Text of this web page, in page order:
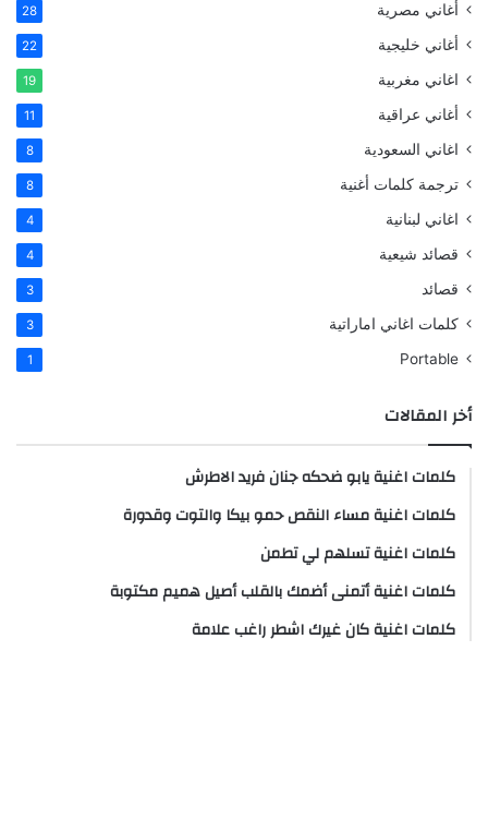
أغاني مصرية 28
أغاني خليجية 22
اغاني مغربية 19
أغاني عراقية 11
اغاني السعودية 8
ترجمة كلمات أغنية 8
اغاني لبنانية 4
قصائد شيعية 4
قصائد 3
كلمات اغاني اماراتية 3
Portable
1
أخر المقالات
كلمات اغنية يابو ضحكه جنان فريد الاطرش
كلمات اغنية مساء النقص حمو بيكا والتوت وقدورة
كلمات اغنية تسلهم لي تطمن
كلمات اغنية أتمنى أضمك بالقلب أصيل هميم مكتوبة
كلمات اغنية كان غيرك اشطر راغب علامة